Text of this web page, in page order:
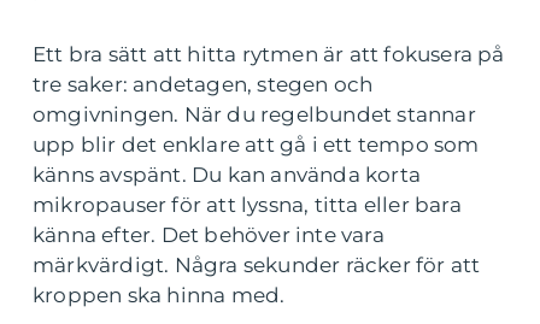
Ett bra sätt att hitta rytmen är att fokusera på
tre saker: andetagen, stegen och
omgivningen. När du regelbundet stannar
upp blir det enklare att gå i ett tempo som
känns avspänt. Du kan använda korta
mikropauser för att lyssna, titta eller bara
känna efter. Det behöver inte vara
märkvärdigt. Några sekunder räcker för att
kroppen ska hinna med.